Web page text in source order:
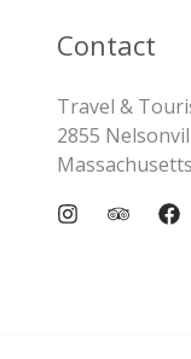
Contact
Travel &
2855